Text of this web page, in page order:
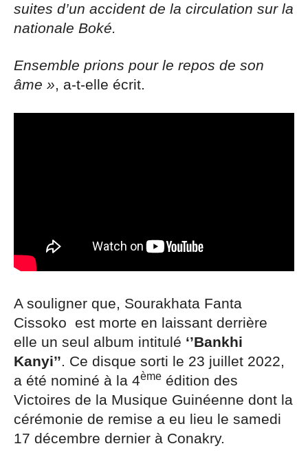
suites d’un accident de la circulation sur la
nationale Boké.
Ensemble prions pour le repos de son
âme », a-t-elle écrit.
A souligner que, Sourakhata Fanta
Cissoko est morte en laissant derrière
elle un seul album intitulé ‘’Bankhi
Kanyi’’. Ce disque sorti le 23 juillet 2022,
a été nominé à la 4ème édition des
Victoires de la Musique Guinéenne dont la
cérémonie de remise a eu lieu le samedi
17 décembre dernier à Conakry.